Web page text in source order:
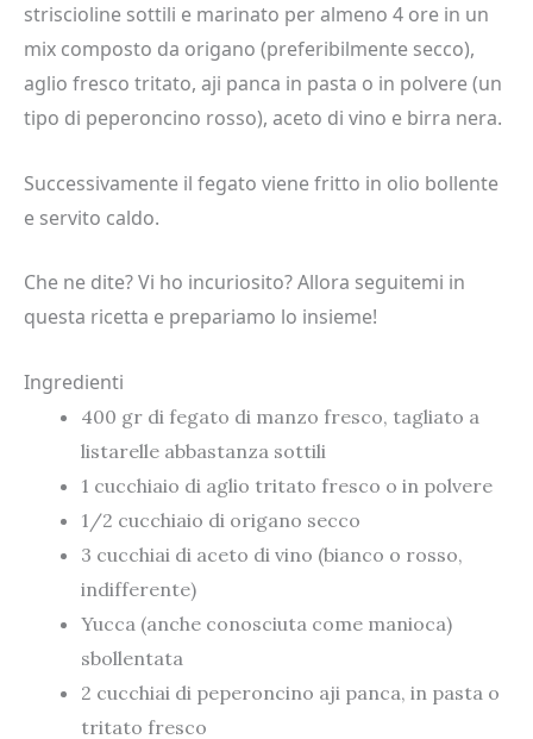
striscioline sottili e marinato per almeno 4 ore in un
mix composto da origano (preferibilmente secco),
aglio fresco tritato, aji panca in pasta o in polvere (un
tipo di peperoncino rosso), aceto di vino e birra nera.
Successivamente il fegato viene fritto in olio bollente
e servito caldo.
Che ne dite? Vi ho incuriosito? Allora seguitemi in
questa ricetta e prepariamo lo insieme!
Ingredienti
400 gr di fegato di manzo fresco, tagliato a
listarelle abbastanza sottili
1 cucchiaio di aglio tritato fresco o in polvere
1/2 cucchiaio di origano secco
3 cucchiai di aceto di vino (bianco o rosso,
indifferente)
Yucca (anche conosciuta come manioca)
sbollentata
2 cucchiai di peperoncino aji panca, in pasta o
tritato fresco